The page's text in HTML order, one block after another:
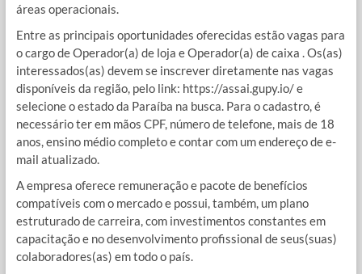
áreas operacionais.
Entre as principais oportunidades oferecidas estão vagas para
o cargo de Operador(a) de loja e Operador(a) de caixa . Os(as)
interessados(as) devem se inscrever diretamente nas vagas
disponíveis da região, pelo link: https://assai.gupy.io/ e
selecione o estado da Paraíba na busca. Para o cadastro, é
necessário ter em mãos CPF, número de telefone, mais de 18
anos, ensino médio completo e contar com um endereço de e-
mail atualizado.
A empresa oferece remuneração e pacote de benefícios
compatíveis com o mercado e possui, também, um plano
estruturado de carreira, com investimentos constantes em
capacitação e no desenvolvimento profissional de seus(suas)
colaboradores(as) em todo o país.